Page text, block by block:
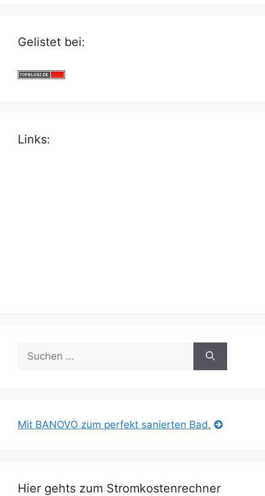
Gelistet bei:
Links:
nach:
Mit BANOVO zum perfekt sanierten Bad.
Hier gehts zum Stromkostenrechner